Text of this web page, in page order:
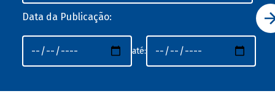
Data da Publicação:
até: